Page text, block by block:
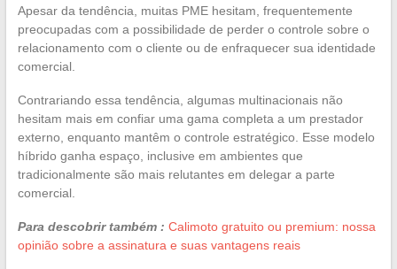
Apesar da tendência, muitas PME hesitam, frequentemente
preocupadas com a possibilidade de perder o controle sobre o
relacionamento com o cliente ou de enfraquecer sua identidade
comercial.
Contrariando essa tendência, algumas multinacionais não
hesitam mais em confiar uma gama completa a um prestador
externo, enquanto mantêm o controle estratégico. Esse modelo
híbrido ganha espaço, inclusive em ambientes que
tradicionalmente são mais relutantes em delegar a parte
comercial.
Para descobrir também : Calimoto gratuito ou premium: nossa
opinião sobre a assinatura e suas vantagens reais